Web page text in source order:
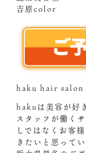
吉原color
haku hair salon
hakuは美容が好
スタッフが働く
しではなくお客
きたいと思ってい